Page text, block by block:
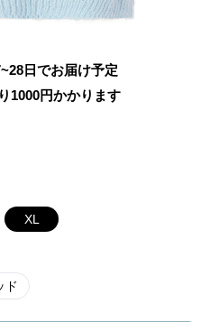
日でお届け予定
1000円かかります
XL
ド